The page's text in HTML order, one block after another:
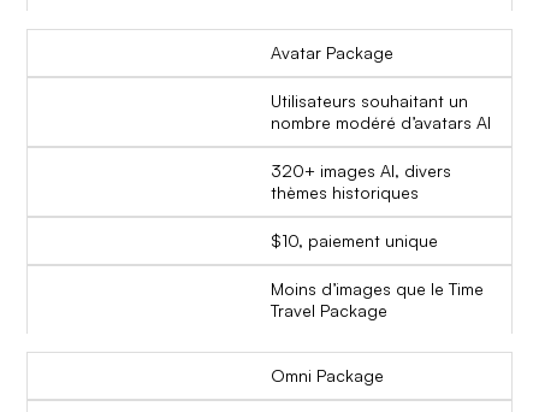
Avatar Package
Utilisateurs souhaitant un
nombre modéré d’avatars AI
320+ images AI, divers
thèmes historiques
$10, paiement unique
Moins d’images que le Time
Travel Package
Omni Package